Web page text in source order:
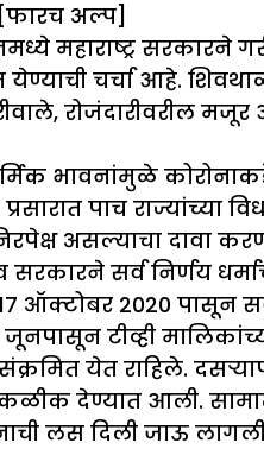
[फारच अल्प]
महाराष्ट्र सरकारने
येण्याची चर्चा आहे.
रोजंदारीवरील
भावनांमुळे
पाच राज्यांच्या
असल्याचा दावा
सर्व निर्णय
ऑक्टोबर 2020 पासून
जूनपासून टीव्ही
येत राहिले.
देण्यात आली.
लस दिली जाऊ